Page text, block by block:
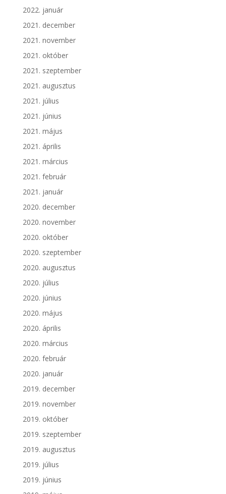
2022. január
2021. december
2021. november
2021. október
2021. szeptember
2021. augusztus
2021. július
2021. június
2021. május
2021. április
2021. március
2021. február
2021. január
2020. december
2020. november
2020. október
2020. szeptember
2020. augusztus
2020. július
2020. június
2020. május
2020. április
2020. március
2020. február
2020. január
2019. december
2019. november
2019. október
2019. szeptember
2019. augusztus
2019. július
2019. június